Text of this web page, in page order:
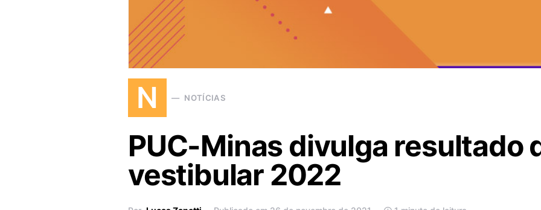
N NOTÍCIAS
PUC-Minas divulga resultado
vestibular 2022